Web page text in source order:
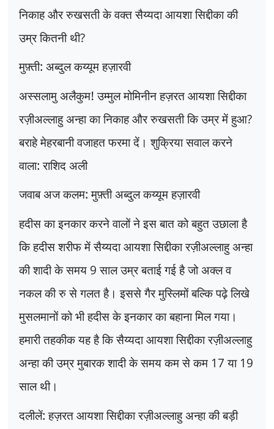
निकाह और रुखसती के वक्त सैय्यदा आयशा सिद्दीका की
उम्र कितनी थी?
मुफ़्ती: अब्दुल कय्यूम हज़ारवी
अस्सलामु अलैकुम! उम्मुल मोमिनीन हज़रत आयशा सिद्दीका
रज़ीअल्लाहु अन्हा का निकाह और रुखसती कि उम्र में हुआ?
बराहे मेहरबानी वजाहत फरमा दें। शुक्रिया सवाल करने
वाला: राशिद अली
जवाब अज कलम: मुफ़्ती अब्दुल कय्यूम हज़ारवी
हदीस का इनकार करने वालों ने इस बात को बहुत उछाला है
कि हदीस शरीफ में सैय्यदा आयशा सिद्दीका रज़ीअल्लाहु अन्हा
की शादी के समय 9साल उम्र बताई गई है जो अक्ल व
नकल की रु से गलत है। इससे गैर मुस्लिमों बल्कि पढ़े लिखे
मुसलमानों को भी हदीस के इनकार का बहाना मिल गया।
हमारी तहकीक यह है कि सैय्यदा आयशा सिद्दीका रज़ीअल्लाहु
अन्हा की उम्र मुबारक शादी के समय कम से कम 17या 19
साल थी।
दलीलें: हज़रत आयशा सिद्दीका रज़ीअल्लाहु अन्हा की बड़ी